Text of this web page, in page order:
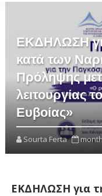
ΕΚΔΗΛΩΣΗ
κατά των
Πρόληψης
λειτουργίας
Ευβοίας»
Sourta Ferta
ΕΚΔΗΛΩΣΗ για